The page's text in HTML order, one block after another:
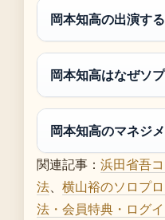
岡本知高の出演す
岡本知高はなぜソ
岡本知高のマネジ
関連記事： 浜田省吾
法、 横山裕のソロプ
法・会員特典・ログ